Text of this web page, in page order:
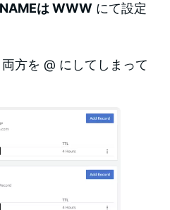
は WWWにて設定
方を @ にしてしまって